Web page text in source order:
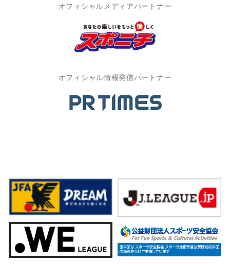
オフィシャルメディアパートナー
オフィシャル情報発信パートナー